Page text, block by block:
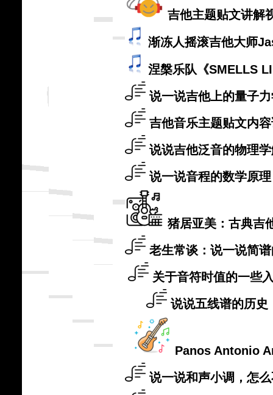
吉他主题贴文讲解
渐冻人摇滚吉他大师
涅槃乐队《SMELLS
说一说吉他上的量子
吉他音乐主题贴文内
说说吉他泛音的物理
说一说音程的数学原
猪居亚美：古典吉
老生常谈：说一说简
关于音符时值的一些
说说五线谱的历史
Panos Antonio
说一说和声小调，怎